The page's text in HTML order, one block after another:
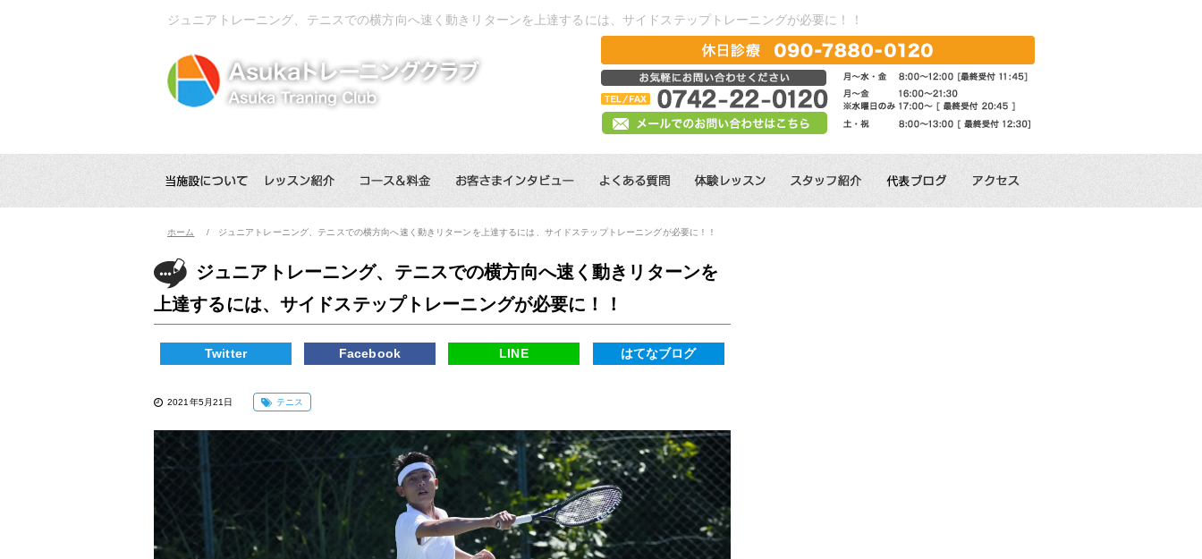
ジュニアトレーニング、テニスでの横方向へ速く動きリターンを上達するには、サイドステップトレーニングが必要に！！
ホーム ジュニアトレーニング、テニスでの横方向へ速く動きリターンを上達するには、サイドステップトレーニングが必要に！！
ジュニアトレーニング、テニスでの横方向へ速く動きリターンを
上達するには、サイドステップトレーニングが必要に！！
Twitter Facebook LINE はてなブログ
2021年5月21日 テニス